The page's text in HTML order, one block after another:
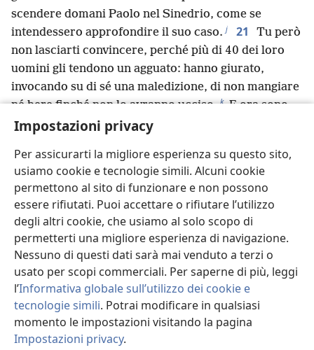
Impostazioni privacy
Per assicurarti la migliore esperienza su questo sito,
usiamo cookie e tecnologie simili. Alcuni cookie
permettono al sito di funzionare e non possono
essere rifiutati. Puoi accettare o rifiutare l’utilizzo
degli altri cookie, che usiamo al solo scopo di
permetterti una migliore esperienza di navigazione.
Nessuno di questi dati sarà mai venduto a terzi o
usato per scopi commerciali. Per saperne di più, leggi
l’Informativa globale sull’utilizzo dei cookie e
tecnologie simili. Potrai modificare in qualsiasi
momento le impostazioni visitando la pagina
Impostazioni privacy.
scendere domani Paolo nel Sinedrio, come se
intendessero approfondire il suo caso. j 21
Tu però
non lasciarti convincere, perché più di 40 dei loro
uomini gli tendono un agguato: hanno giurato,
invocando su di sé una maledizione, di non mangiare
né bere finché non lo avranno ucciso. k E ora sono
pronti, in attesa della tua autorizzazione”.
ordinato: “Non dire a nessuno che mi hai riferito
questo”.
23 Chiamò poi due centurioni e disse loro:
“Preparate 200 soldati, insieme a 70 cavalieri e 200
lancieri, perché si mettano in marcia per Cesarèa
alla terza ora della notte. 24 Provvedete anche dei
cavalli per farvi montare Paolo, così da portarlo
sano e salvo dal governatore Felice”.
25 E scrisse
una lettera che diceva:
26 “Claudio Lìsia a Sua Eccellenza il governatore
Felice. Saluti!
27 Quest’uomo era stato afferrato dai